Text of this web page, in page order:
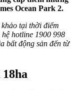
Ocean Park 2.
tại thời điểm
hotline 1900 998
bất động sản đến từ